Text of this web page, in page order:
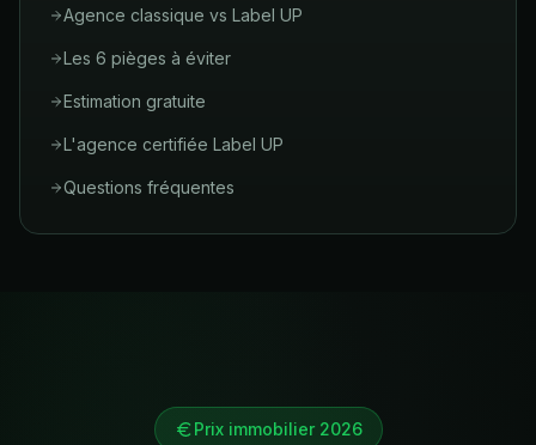
Agence classique vs Label UP
Les 6 pièges à éviter
Estimation gratuite
L'agence certifiée Label UP
Questions fréquentes
Prix immobilier 2026